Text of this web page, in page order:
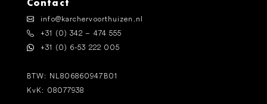
Contact
info@karchervoorthuizen.nl
+31 (0) 342 – 474 555
+31 (0) 6-53 222 005
BTW: NL806860947B01
KvK: 08077938